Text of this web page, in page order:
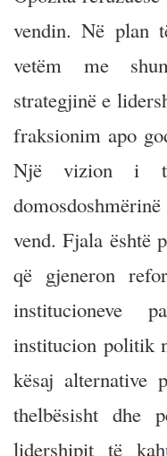
vendin. Në plan
vetëm me
strategjinë e
fraksionim apo
Një vizion i
vend. Fjala është
që gjeneron
institucioneve
institucion politik
kësaj alternative
thelbësisht dhe
lidershipit të